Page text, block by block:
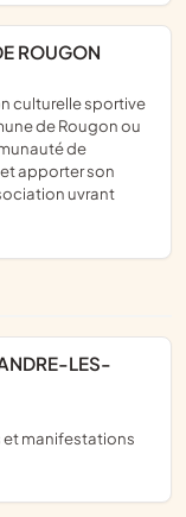
ROUGON
de Rougon ou
de
apporter son
uvrant